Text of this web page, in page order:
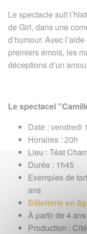
Le spectacle suit
de Girl, dans une
d’humour. Avec
premiers émois, les
déceptions d’un
Le spectacel
Date : vendredi
Horaires : 20h
Lieu : Téat
Durée : 1h45
Exemples de
ans
Billetterie en
À partir de 4 ans
Production :